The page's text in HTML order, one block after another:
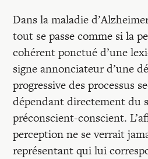
Dans la maladie
tout se passe comme si la
cohérent ponctué d’une
signe annonciateur d’une
progressive des processus
dépendant directement du
préconscient-conscient.
perception ne se verrait
représentant qui lui